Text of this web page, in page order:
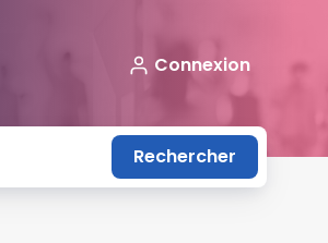
Connexion
Rechercher